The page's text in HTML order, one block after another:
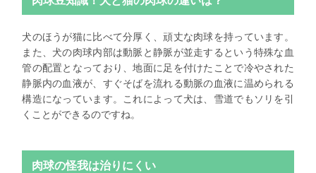
犬のほうが猫に比べて分厚く、頑丈な肉球を持っています。
また、犬の肉球内部は動脈と静脈が並走するという特殊な血
管の配置となっており、地面に足を付けたことで冷やされた
静脈内の血液が、すぐそばを流れる動脈の血液に温められる
構造になっています。これによって犬は、雪道でもソリを引
くことができるのですね。
肉球の怪我は治りにくい